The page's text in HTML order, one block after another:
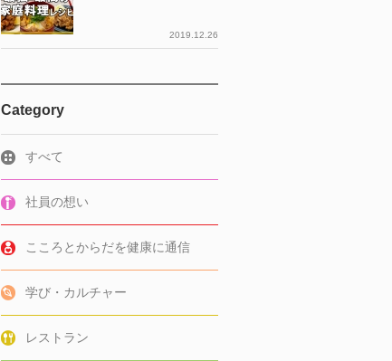
2019.12.26
Category
すべて
社員の想い
こころとからだを健康に通信
学び・カルチャー
レストラン